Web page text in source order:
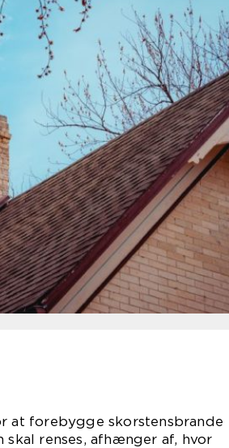
at forebygge skorstensbrande
renses, afhænger af, hvor